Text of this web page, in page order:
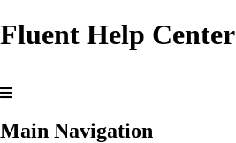
Fluent Help Center
Main Navigation